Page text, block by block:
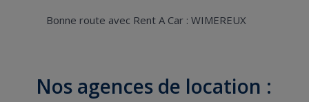
Bonne route avec Rent A Car : WIMEREUX
Nos agences de location :